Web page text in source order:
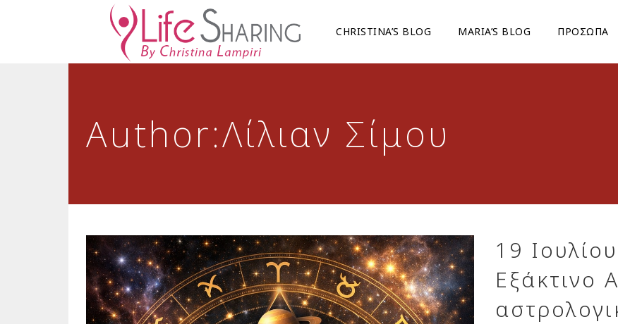
CHRISTINA’S BLOG ΜARIA’S BLOG ΠΡΟΣΩΠΑ
Author:Λίλιαν Σίμου
19
Εξάκτινο